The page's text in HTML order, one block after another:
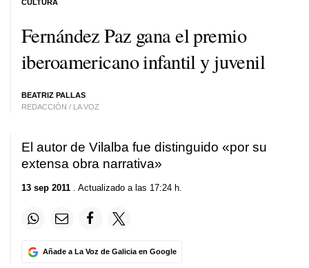
Fernández Paz gana el premio
iberoamericano infantil y juvenil
BEATRIZ PALLAS
REDACCIÓN / LA VOZ
CULTURA
El autor de Vilalba fue distinguido «por su
extensa obra narrativa»
13 sep 2011 . Actualizado a las 17:24 h.
Añade a La Voz de Galicia en Google